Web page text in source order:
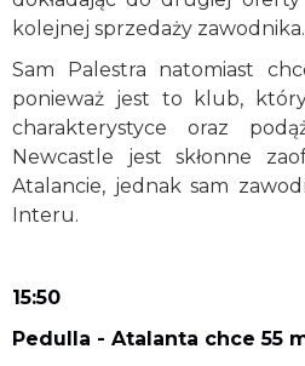
kolejnej sprzedaży zawodnika.
Sam Palestra natomiast
ponieważ jest to klub,
charakterystyce oraz
Newcastle jest skłonne
Atalancie, jednak sam
Interu.
15:50
Pedulla - Atalanta chce 55